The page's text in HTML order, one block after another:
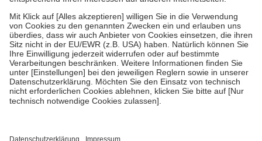
stärken und die besondere Stellung der Familie zu unterstützen,
fallenkeine Zuzahlungenan bei:
• Kindern und Jugendlichen bis zum vollendeten 18. Lebensjahr
mit Ausnahme der Fahrkosten
• Untersuchungen zur Vorsorge und Früherkennung, die von der
GKV getragen werden
• empfohlenen Schutzimpfungen
• Harn- und Blutteststreifen
getroffen, um sicherzustellen, dass es sich um echte Bewertungen